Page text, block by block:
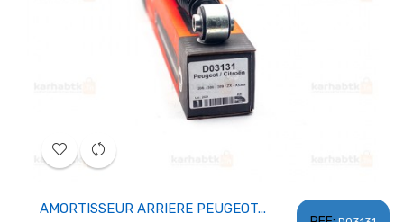
AMORTISSEUR ARRIERE PEUGEOT...